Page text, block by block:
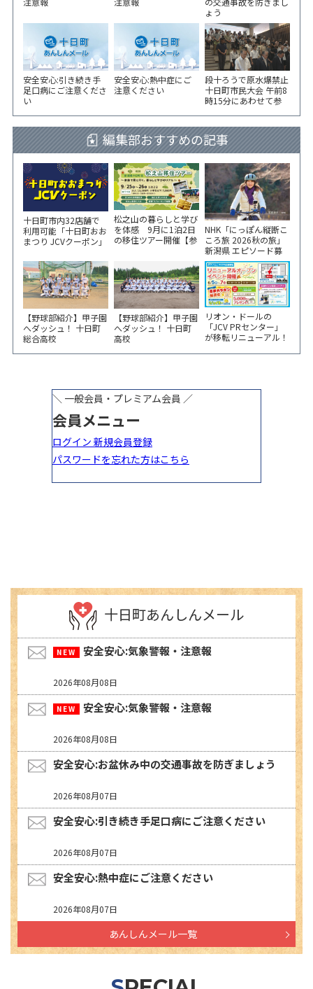
ょう
安全安心:引き続き手
足口病にご注意くださ
い
安全安心:熱中症にご
注意ください
段十ろうで原水爆禁止
十日町市民大会 午前8
時15分にあわせて参
編集部おすすめの記事
十日町市内32店舗で
利用可能「十日町おお
まつり JCVクーポン」
い！
松之山の暮らしと学び
を体感 9月に1泊2日
の移住ツアー開催【参
NHK「にっぽん縦断こ
ころ旅 2026秋の旅」
新潟県 エピソード募
集中！
【野球部紹介】甲子園
へダッシュ！ 十日町
総合高校
【野球部紹介】甲子園
へダッシュ！ 十日町
高校
リオン・ドールの
「JCV PRセンター」
が移転リニューアル！
ベント開催
十日町あんしんメール
安全安心:気象警報・注意報
2026年08月08日
安全安心:気象警報・注意報
2026年08月08日
安全安心:お盆休み中の交通事故を防ぎましょう
2026年08月07日
安全安心:引き続き手足口病にご注意ください
2026年08月07日
安全安心:熱中症にご注意ください
2026年08月07日
あんしんメール一覧